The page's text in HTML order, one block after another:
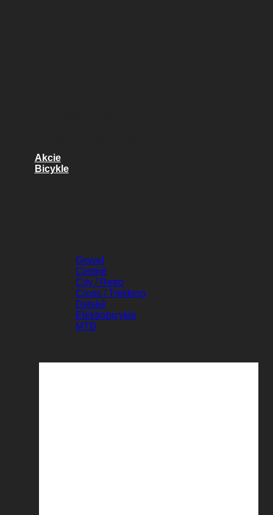
Akcie
Bicykle
Gravel
Cestné
City / Retro
Cross / Trekking
Detské
Elektrobicykle
MTB